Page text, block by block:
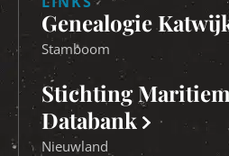
Genealogie
Stamboom
Stichting
Databank
Nieuwland